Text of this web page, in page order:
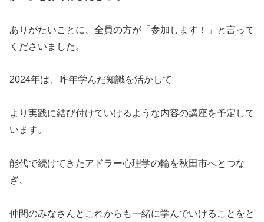
ありがたいことに、全員の方が「参加します！」と言って
くださいました。
2024年は、昨年学んだ知識を活かして
より実践に結び付けていけるような内容の講座を予定して
います。
能代で続けてきたアドラー心理学の輪を秋田市へとつな
ぎ、
仲間のみなさんとこれからも一緒に学んでいけることをと